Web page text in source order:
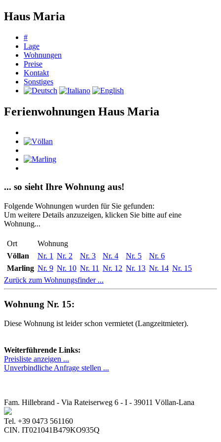
Haus Maria
#
Lage
Wohnungen
Preise
Kontakt
Sonstiges
Ferienwohnungen Haus Maria
... so sieht Ihre Wohnung aus!
Folgende Wohnungen wurden für Sie gefunden:
Um weitere Details anzuzeigen, klicken Sie bitte auf eine
Wohnung...
Ort
Wohnung
Völlan
Nr. 1 Nr. 2 Nr. 3 Nr. 4 Nr. 5
Nr. 6
Marling Nr. 9 Nr. 10 Nr. 11 Nr. 12 Nr. 13 Nr. 14 Nr. 15
Zurück zum Wohnungsfinder ...
Wohnung Nr. 15:
Diese Wohnung ist leider schon vermietet (Langzeitmieter).
Weiterführende Links:
Preisliste anzeigen ...
Unverbindliche Anfrage stellen ...
Fam. Hillebrand - Via Rateiserweg 6 - I - 39011 Völlan-Lana
Tel. +39 0473 561160
CIN. IT021041B479KO935Q